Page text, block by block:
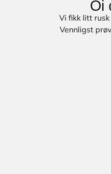
Oi
Vi fikk litt
Vennligst